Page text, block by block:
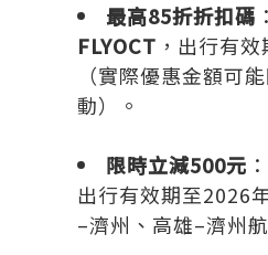
最高85折折扣碼
FLYOCT ，出行有
（實際優惠金額可
動）。
限時立減500元
出行有效期至2026
–濟州、高雄–濟州